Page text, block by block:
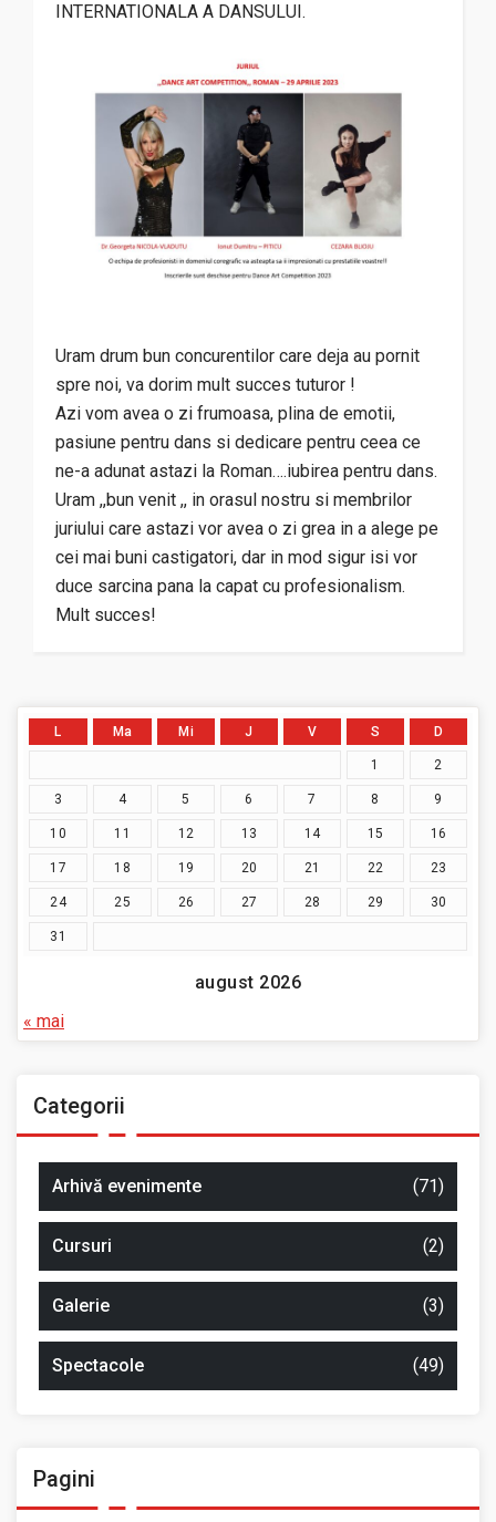
INTERNATIONALA A DANSULUI.
Uram drum bun concurentilor care deja au pornit
spre noi, va dorim mult succes tuturor !
Azi vom avea o zi frumoasa, plina de emotii,
pasiune pentru dans si dedicare pentru ceea ce
ne-a adunat astazi la Roman….iubirea pentru dans.
Uram ,,bun venit ,, in orasul nostru si membrilor
juriului care astazi vor avea o zi grea in a alege pe
cei mai buni castigatori, dar in mod sigur isi vor
duce sarcina pana la capat cu profesionalism.
Mult succes!
august 2026
L Ma Mi J V S D
1 2
3 4 5 6 7 8 9
10 11 12 13 14 15 16
17 18 19 20 21 22 23
24 25 26 27 28 29 30
31
« mai
Categorii
Arhivă evenimente (71)
Cursuri (2)
Galerie (3)
Spectacole (49)
Pagini